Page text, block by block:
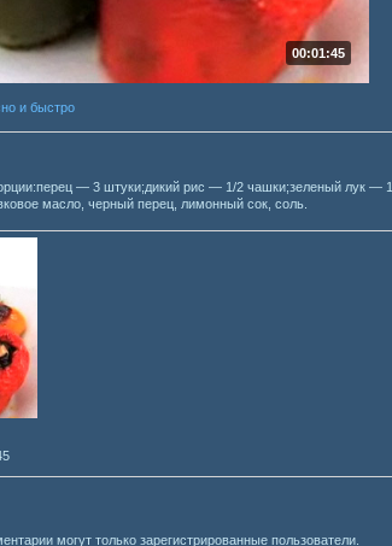
00:01:45
и быстро
— 3 штуки;дикий рис — 1/2 чашки;зеленый лук — 1
масло, черный перец, лимонный сок, соль.
могут только зарегистрированные пользователи.